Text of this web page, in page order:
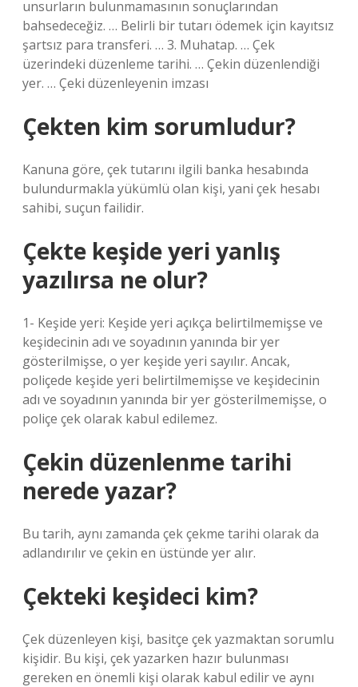
unsurların bulunmamasının sonuçlarından
bahsedeceğiz. … Belirli bir tutarı ödemek için kayıtsız
şartsız para transferi. … 3. Muhatap. … Çek
üzerindeki düzenleme tarihi. … Çekin düzenlendiği
yer. … Çeki düzenleyenin imzası
Çekten kim sorumludur?
Kanuna göre, çek tutarını ilgili banka hesabında
bulundurmakla yükümlü olan kişi, yani çek hesabı
sahibi, suçun failidir.
Çekte keşide yeri yanlış
yazılırsa ne olur?
1- Keşide yeri: Keşide yeri açıkça belirtilmemişse ve
keşidecinin adı ve soyadının yanında bir yer
gösterilmişse, o yer keşide yeri sayılır. Ancak,
poliçede keşide yeri belirtilmemişse ve keşidecinin
adı ve soyadının yanında bir yer gösterilmemişse, o
poliçe çek olarak kabul edilemez.
Çekin düzenlenme tarihi
nerede yazar?
Bu tarih, aynı zamanda çek çekme tarihi olarak da
adlandırılır ve çekin en üstünde yer alır.
Çekteki keşideci kim?
Çek düzenleyen kişi, basitçe çek yazmaktan sorumlu
kişidir. Bu kişi, çek yazarken hazır bulunması
gereken en önemli kişi olarak kabul edilir ve aynı